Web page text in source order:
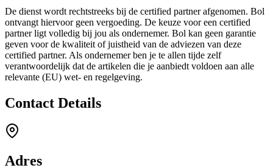
De dienst wordt rechtstreeks bij de certified partner afgenomen. Bol
ontvangt hiervoor geen vergoeding. De keuze voor een certified
partner ligt volledig bij jou als ondernemer. Bol kan geen garantie
geven voor de kwaliteit of juistheid van de adviezen van deze
certified partner. Als ondernemer ben je te allen tijde zelf
verantwoordelijk dat de artikelen die je aanbiedt voldoen aan alle
relevante (EU) wet- en regelgeving.
Contact Details
Adres